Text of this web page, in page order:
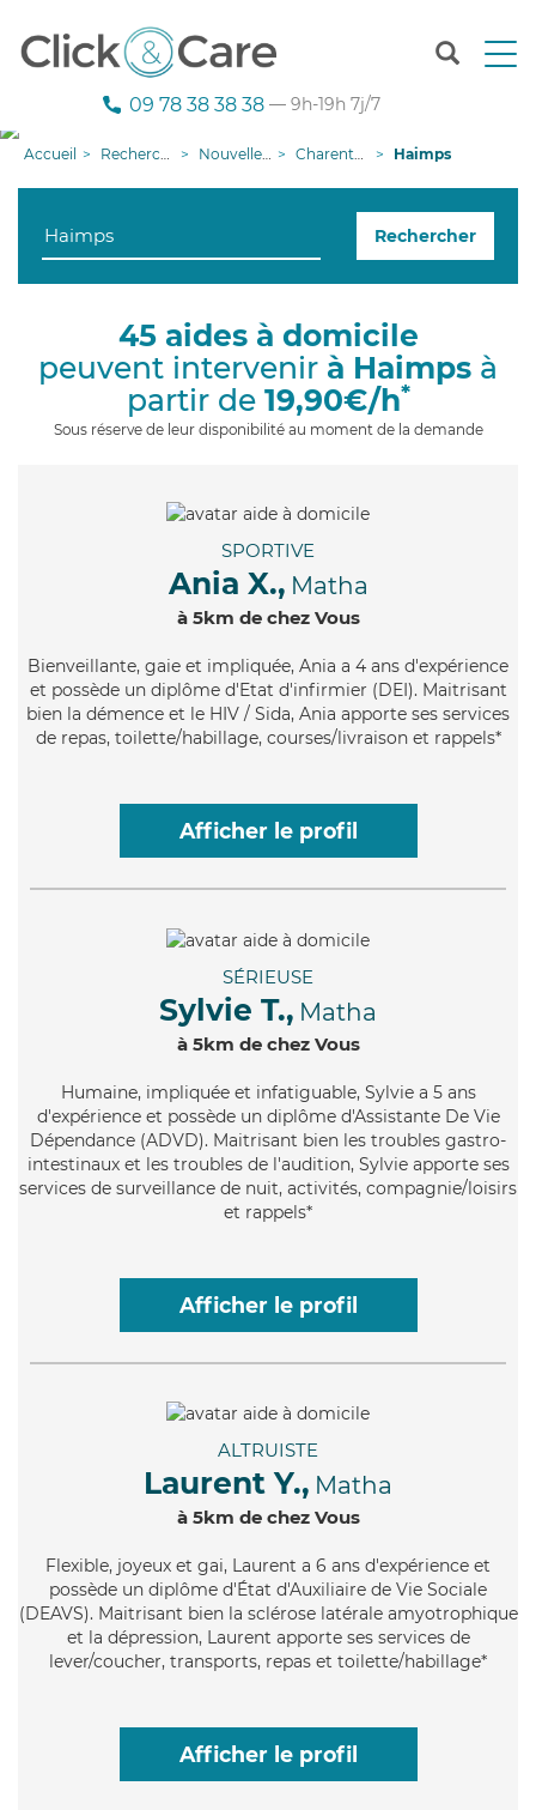
T
n
g
09 78 38 38 38 — 9h-19h 7j/7
Accueil Recherche aide à domicile Nouvelle-Aquitaine Charente-Maritime Haimps
Rechercher
45 aides à domicile
peuvent intervenir à Haimps à
partir de 19,90€/h*
Sous réserve de leur disponibilité au moment de la demande
SPORTIVE
Ania X., Matha
à 5km de chez Vous
Bienveillante, gaie et impliquée, Ania a 4 ans d'expérience
et possède un diplôme d'Etat d'infirmier (DEI). Maitrisant
bien la démence et le HIV / Sida, Ania apporte ses services
de repas, toilette/habillage, courses/livraison et rappels*
Afficher le profil
SÉRIEUSE
Sylvie T., Matha
à 5km de chez Vous
Humaine, impliquée et infatiguable, Sylvie a 5 ans
d'expérience et possède un diplôme d'Assistante De Vie
Dépendance (ADVD). Maitrisant bien les troubles gastro-
intestinaux et les troubles de l'audition, Sylvie apporte ses
services de surveillance de nuit, activités, compagnie/loisirs
et rappels*
Afficher le profil
ALTRUISTE
Laurent Y., Matha
à 5km de chez Vous
Flexible, joyeux et gai, Laurent a 6 ans d'expérience et
possède un diplôme d'État d'Auxiliaire de Vie Sociale
(DEAVS). Maitrisant bien la sclérose latérale amyotrophique
et la dépression, Laurent apporte ses services de
lever/coucher, transports, repas et toilette/habillage*
Afficher le profil